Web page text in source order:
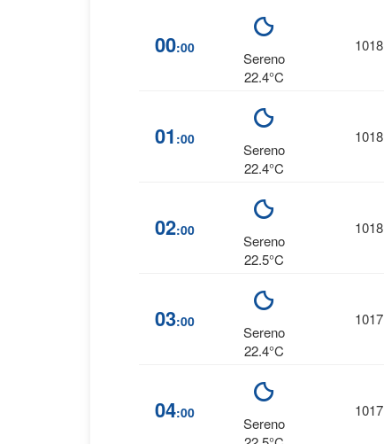
00:00
Sereno
22.4°C
1018
01 :00
Sereno
22.4°C
1018
02:00
Sereno
22.5°C
1018
03:00
Sereno
22.4°C
1017
04:00
Sereno
1017